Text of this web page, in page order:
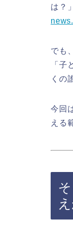
は？
でも
「
くの
今回
える